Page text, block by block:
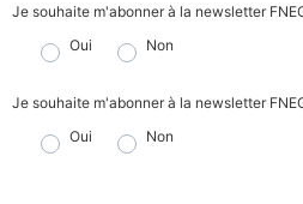
Je souhaite m'abonner à la newsletter
Oui Non
Je souhaite m'abonner à la newsletter
Oui Non